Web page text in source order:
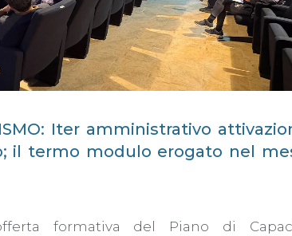
Iter amministrativo
il termo modulo erogato nel
formativa del Piano di